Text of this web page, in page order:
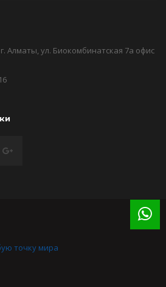
Алматы, ул. Биокомбинатская 7а офис
точку мира